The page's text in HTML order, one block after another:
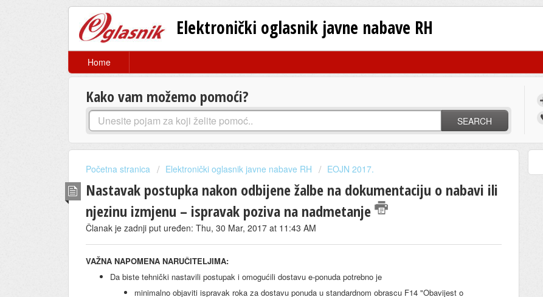
Elektronički oglasnik javne nabave RH
Home
Kako vam možemo pomoći?
SEARCH
Početna stranica Elektronički oglasnik javne nabave RH EOJN 2017.
Nastavak postupka nakon odbijene žalbe na dokumentaciju o nabavi ili
njezinu izmjenu – ispravak poziva na nadmetanje
Članak je zadnji put uređen: Thu, 30 Mar, 2017 at 11:43 AM
VAŽNA NAPOMENA NARUČITELJIMA:
Da biste tehnički nastavili postupak i omogućili dostavu e-ponuda potrebno je
minimalno objaviti ispravak roka za dostavu ponuda u standardnom obrascu F14 "Obavijest o